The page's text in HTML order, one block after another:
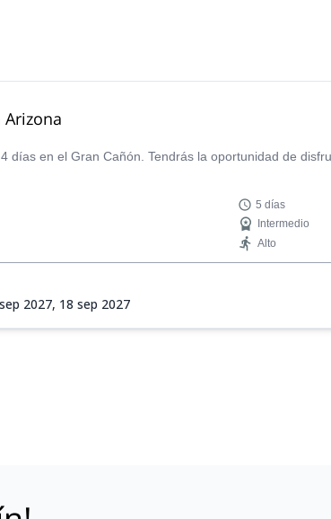
en el Gran Cañón. Tendrás la oportunidad de
5 días
Intermedio
Alto
2027, 18 sep 2027